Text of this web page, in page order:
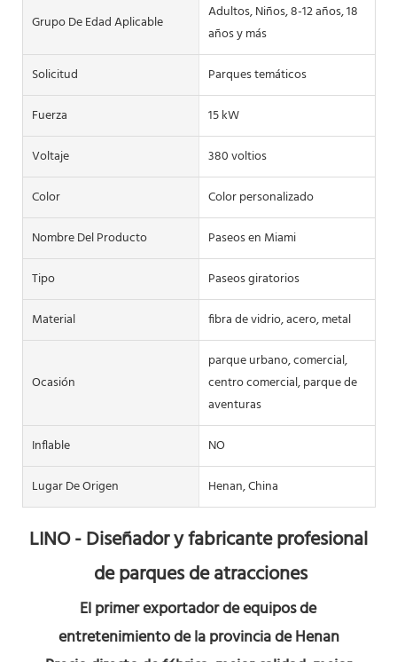
Grupo De Edad Aplicable
Adultos, Niños, 8-12 años, 18
años y más
Solicitud
Parques temáticos
Fuerza
15 kW
Voltaje
380 voltios
Color
Color personalizado
Nombre Del Producto
Paseos en Miami
Tipo
Paseos giratorios
Material
fibra de vidrio, acero, metal
Ocasión
parque urbano, comercial,
centro comercial, parque de
aventuras
Inflable
NO
Lugar De Origen
Henan, China
LINO - Diseñador y fabricante profesional
de parques de atracciones
El primer exportador de equipos de
entretenimiento de la provincia de Henan